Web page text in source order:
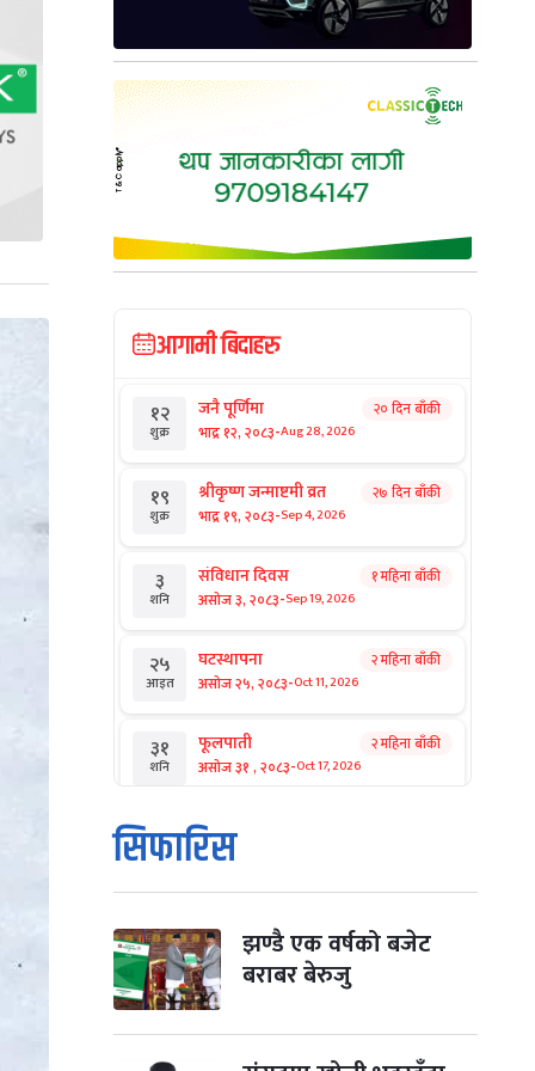
आगामी बिदाहरु
१२
शुक्र
जनै पूर्णिमा
भाद्र १२, २०८३-Aug 28, 2026
२० दिन बाँकी
१९
शुक्र
श्रीकृष्ण जन्माष्टमी व्रत
भाद्र १९, २०८३-Sep 4, 2026
२७ दिन बाँकी
३
शनि
संविधान दिवस
असोज ३, २०८३-Sep 19, 2026
१ महिना बाँकी
२५
आइत
घटस्थापना
असोज २५, २०८३-Oct 11, 2026
२ महिना बाँकी
३१
शनि
फूलपाती
असोज ३१ , २०८३-Oct 17, 2026
२ महिना बाँकी
१
आइत
कार्तिक सङ्क्रान्ति
कार्तिक १, २०८३
मंगल कार्तिक ३, २०८३ -Oct 20, 2026
४ विजयादशमी
कार्तिक ४, २०८३
सिफारिस
झण्डै एक वर्षको बजेट
बराबर बेरुजु